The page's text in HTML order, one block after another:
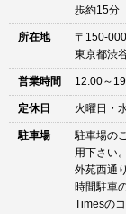
歩約15分
所在地
〒150-
東京都渋
営業時間 12:00～
定休日 火曜日・
駐車場
駐車場の
用下さい。
外苑西通
時間駐車
Timesの